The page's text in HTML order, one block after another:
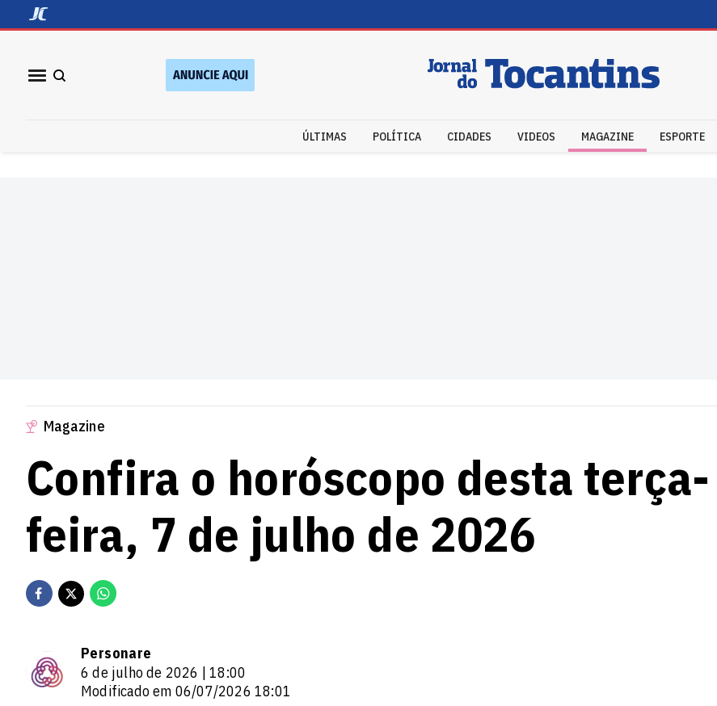
ÚLTIMAS POLÍTICA CIDADES VIDEOS MAGAZINE ESPORTE
Magazine
Confira o horóscopo desta terça-
feira, 7 de julho de 2026
Personare
6 de julho de 2026 | 18:00
Modificado em 06/07/2026 18:01